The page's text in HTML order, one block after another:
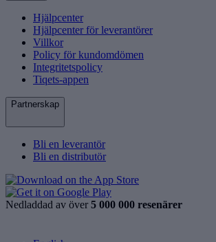
Hjälpcenter
Hjälpcenter för leverantörer
Villkor
Policy för kundomdömen
Integritetspolicy
Tiqets-appen
Partnerskap
Bli en leverantör
Bli en distributör
Nedladdad av över 5 000 000 resenärer